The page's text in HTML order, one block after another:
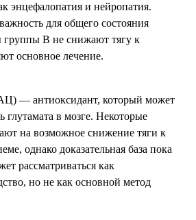
энцефалопатия и нейропатия.
для общего состояния
группы B не снижают тягу к
основное лечение.
— антиоксидант, который может
глутамата в мозге. Некоторые
на возможное снижение тяги к
однако доказательная база пока
рассматриваться как
но не как основной метод